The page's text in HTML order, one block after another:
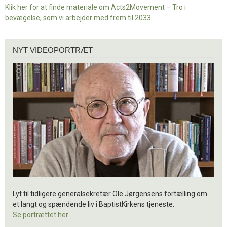
Klik her for at finde materiale om Acts2Movement – Tro i
bevægelse, som vi arbejder med frem til 2033.
videoportræt
NYT VIDEOPORTRÆT
Lyt til tidligere generalsekretær Ole Jørgensens fortælling om
et langt og spændende liv i BaptistKirkens tjeneste.
Se portrættet her.